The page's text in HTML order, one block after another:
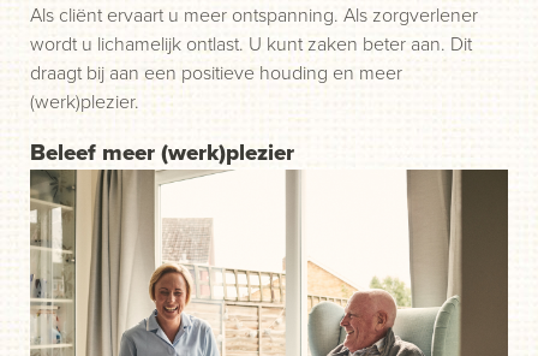
Beleef meer (werk)plezier
Als cliënt ervaart u meer ontspanning. Als zorgverlener
wordt u lichamelijk ontlast. U kunt zaken beter aan. Dit
draagt bij aan een positieve houding en meer
(werk)plezier.